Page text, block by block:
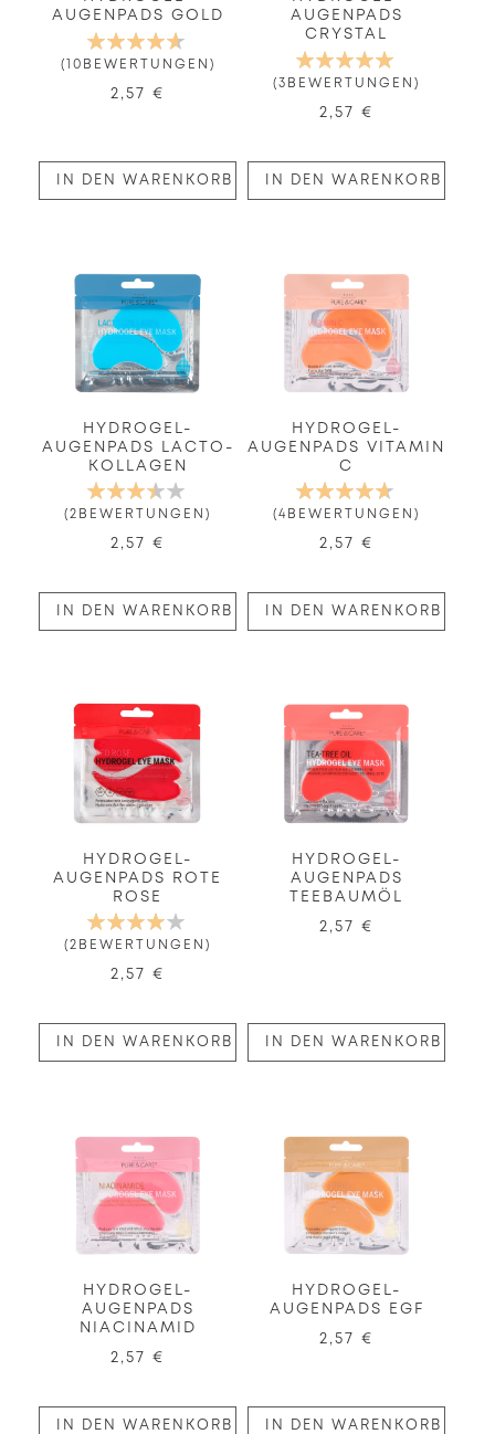
AUGENPADS GOLD
BEWERTUNG:
94%
10 BEWERTUNGEN
2,57 €
IN DEN WARENKORB
AUGENPADS
CRYSTAL
BEWERTUNG:
100%
3 BEWERTUNGEN
2,57 €
IN DEN WARENKORB
HYDROGEL-
AUGENPADS LACTO-
KOLLAGEN
BEWERTUNG:
70%
2 BEWERTUNGEN
2,57 €
IN DEN WARENKORB
HYDROGEL-
AUGENPADS VITAMIN
C
BEWERTUNG:
95%
4 BEWERTUNGEN
2,57 €
IN DEN WARENKORB
HYDROGEL-
AUGENPADS ROTE
ROSE
BEWERTUNG:
80%
2 BEWERTUNGEN
2,57 €
IN DEN WARENKORB
HYDROGEL-
AUGENPADS
TEEBAUMÖL
2,57 €
IN DEN WARENKORB
HYDROGEL-
AUGENPADS
NIACINAMID
2,57 €
IN DEN WARENKORB
HYDROGEL-
AUGENPADS EGF
2,57 €
IN DEN WARENKORB